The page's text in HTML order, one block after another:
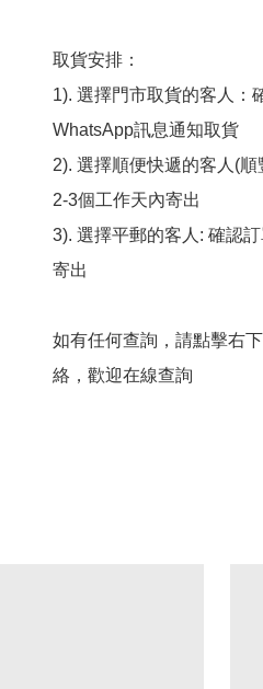
取貨安排：
1). 選擇門市取貨的客人：
WhatsApp訊息通知取貨
2). 選擇順便快遞的客人(
2-3個工作天內寄出
3). 選擇平郵的客人: 確認
寄出
如有任何查詢，請點擊右
絡，歡迎在線查詢